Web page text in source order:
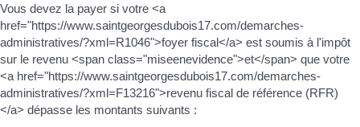
Vous devez la payer si votre <a
href="https://www.saintgeorgesdubois17.com/demarches-
administratives/?xml=R1046">foyer fiscal</a> est soumis à l'impôt
sur le revenu <span class="miseenevidence">et</span> que votre
<a href="https://www.saintgeorgesdubois17.com/demarches-
administratives/?xml=F13216">revenu fiscal de référence (RFR)
</a> dépasse les montants suivants :